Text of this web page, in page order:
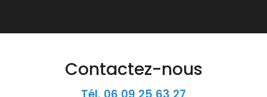
Contactez-nous